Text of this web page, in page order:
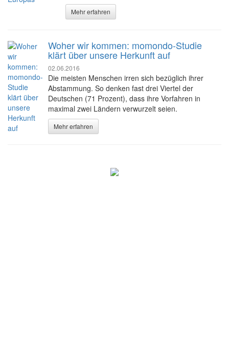
Mehr erfahren
Woher wir kommen: momondo-Studie
klärt über unsere Herkunft auf
02.06.2016
Die meisten Menschen irren sich bezüglich ihrer
Abstammung. So denken fast drei Viertel der
Deutschen (71 Prozent), dass ihre Vorfahren in
maximal zwei Ländern verwurzelt seien.
Mehr erfahren